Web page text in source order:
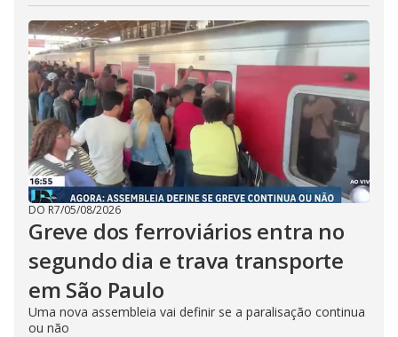
DO R7/05/08/2026
Greve dos ferroviários entra no
segundo dia e trava transporte
em São Paulo
Uma nova assembleia vai definir se a paralisação continua
ou não